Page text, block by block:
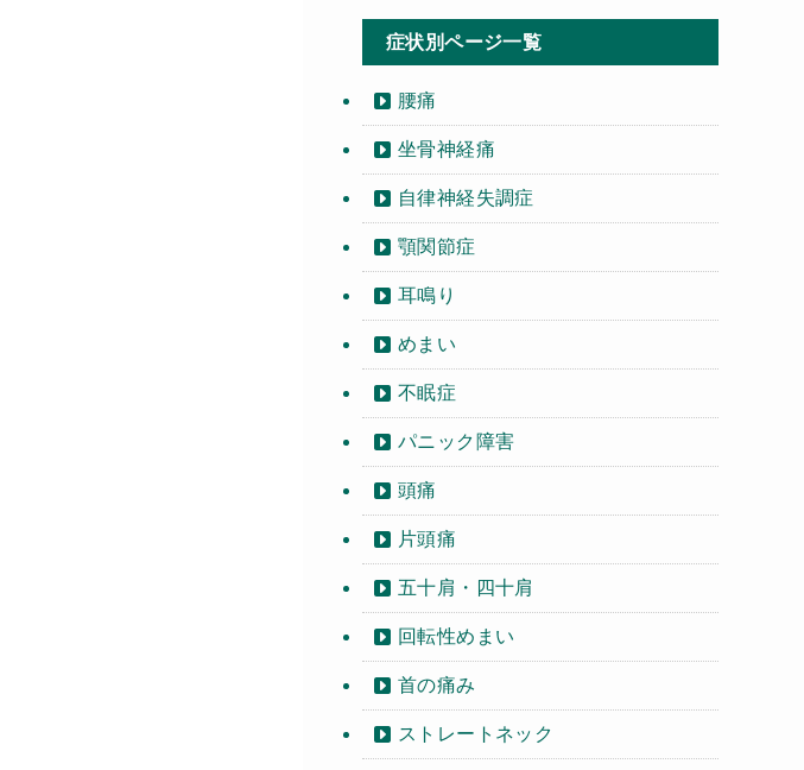
症状別ページ一覧
腰痛
坐骨神経痛
自律神経失調症
顎関節症
耳鳴り
めまい
不眠症
パニック障害
頭痛
片頭痛
五十肩・四十肩
回転性めまい
首の痛み
ストレートネック